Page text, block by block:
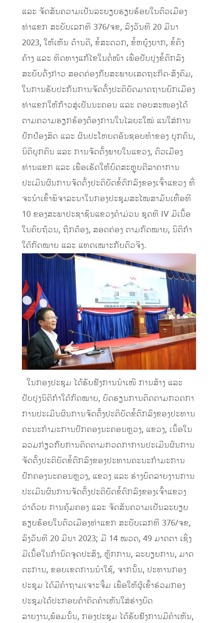
ແລະ ຈັດສັນຄວາມເປັນລະບຽບຮຽບຮ້ອຍໃນຕົວເມືອງ
ທ່າແຂກ ສະບັບເລກທີ 376/ຈຂ, ລົງວັນທີ 20 ມີນາ
2023, ໃຫ້ເຫັນ ດ້ານດີ, ຂໍ້ສະດວກ, ຂໍ້ຫຍຸ້ງຍາກ, ຂໍ້ຄົງ
ຄ້າງ ແລະ ທິດທາງແກ້ໄຂໃນຕໍ່ໜ້າ ເພື່ອປັບປຸງຂໍ້ຕົກລົງ
ສະບັບດັ່ງກ່າວ ສອດຄ່ອງກັບສະພາບເສດຖະກິດ-ສັງຄົມ,
ໃນການຮັບປະກັນການຈັດຕັ້ງປະຕິບັດມາດຖານຍົກເມືອງ
ທ່າແຂກໃຫ້ກ້າວສູ່ເປັນນະຄອນ ແລະ ຕອບສະໜອງໄດ້
ຕາມຄວາມຮຽກຮ້ອງຕ້ອງການໃນໄລຍະໃໝ່ ແນໃສ່ການ
ປົກປ້ອງສິດ ແລະ ຜົນປະໂຫຍດອັນຊອບທຳຂອງ ບຸກຄົນ,
ນິຕິບຸກຄົນ ແລະ ການຈັດຕັ້ງພາຍໃນແຂວງ, ຕົວເມືອງ
ທ່ານແຂກ ແລະ ເພື່ອເຮັດໃຫ້ບົດສະຫຼຸບຕີລາຄາການ
ປະເມີນຜົນການຈັດຕັ້ງປະຕິບັດຂໍ້ຕົກລົງຂອງເຈົ້າແຂວງ ທີ່
ຈະນຳເຂົ້າພິຈາລະນາໃນກອງປະຊຸມສະໄໝສາມັນເທື່ອທີ
10 ຂອງສະພາປະຊາຊົນແຂວງຄຳມ່ວນ ຊຸດທີ IV ມີເນື້ອ
ໃນຄົບຖ້ວນ, ຖືກຕ້ອງ, ສອດຄ່ອງ ຕາມກົດໝາຍ, ນິຕິກຳ
ໃຕ້ກົດໝາຍ ແລະ ແທດເໝາະກັບຕົວຈິງ.
ໃນກອງປະຊຸມ ໄດ້ຮັບຟັງການນໍາເໜີ ການສ້າງ ແລະ
ປັບປຸງນິຕິກຳໃຕ້ກົດໝາຍ, ບົດຮຽນການຕິດຕາມກວດກາ
ການປະເມີນຜົນການຈັດຕັ້ງປະຕິບັດຂໍ້ຕົກລົງຂອງປະທານ
ຄະນະກຳມະການປົກຄອງນະຄອນຫຼວງ, ແຂວງ, ເນື້ອໃນ
ລວມກ່ຽວກັບການຕິດຕາມກວດກາການປະເມີນຜົນການ
ຈັດຕັ້ງປະຕິບັດຂໍ້ຕົກລົງຂອງປະທານຄະນະກຳມະການ
ປົກຄອງນະຄອນຫຼວງ, ແຂວງ ແລະ ຮ່າງບົດລາຍງານການ
ປະເມີນຜົນການຈັດຕັ້ງປະຕິບັດຂໍ້ຕົກລົງຂອງເຈົ້າແຂວງ
ວ່າດ້ວຍ ການຄຸ້ມຄອງ ແລະ ຈັດສັນຄວາມເປັນລະບຽບ
ຮຽບຮ້ອຍໃນຕົວເມືອງທ່າແຂກ ສະບັບເລກທີ 376/ຈຂ,
ລົງວັນທີ 20 ມີນາ 2023; ມີ 14 ໝວດ, 49 ມາດຕາ ເຊິ່ງ
ມີເນື້ອໃນກໍານົດຈຸດປະສົງ, ຫຼັກການ, ລະບຽບການ, ມາດ
ຕະການ, ຂອບເຂດການນໍາໃຊ້, ຈາກນັ້ນ, ປະທານກອງ
ປະຊຸມ ໄດ້ມີຄຳຖາມເຈາະຈີ້ມ ເພື່ອໃຫ້ຜູ້ເຂົ້າຮ່ວມກອງ
ປະຊຸມໄດ້ປະກອບຄຳຄິດຄຳເຫັນໃສ່ຮ່າງບົດ
ລາຍງານ,ພ້ອມນັ້ນ, ກອງປະຊຸມ ໄດ້ຮັບຟັງການມີຄຳເຫັນ,